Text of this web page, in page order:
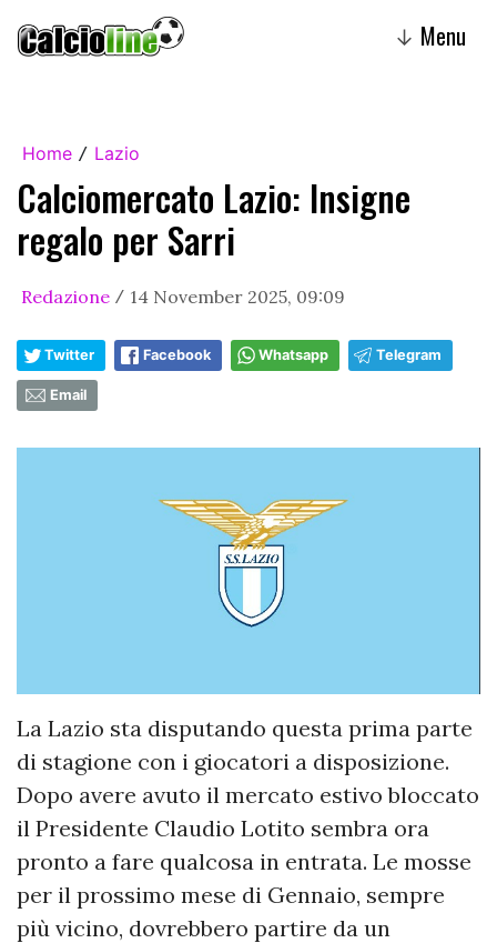
↓ Menu
Home / Lazio
Calciomercato Lazio: Insigne
regalo per Sarri
Redazione / 14 November 2025, 09:09
Twitter Facebook Whatsapp Telegram
Email
La Lazio sta disputando questa prima parte
di stagione con i giocatori a disposizione.
Dopo avere avuto il mercato estivo bloccato
il Presidente Claudio Lotito sembra ora
pronto a fare qualcosa in entrata. Le mosse
per il prossimo mese di Gennaio, sempre
più vicino, dovrebbero partire da un